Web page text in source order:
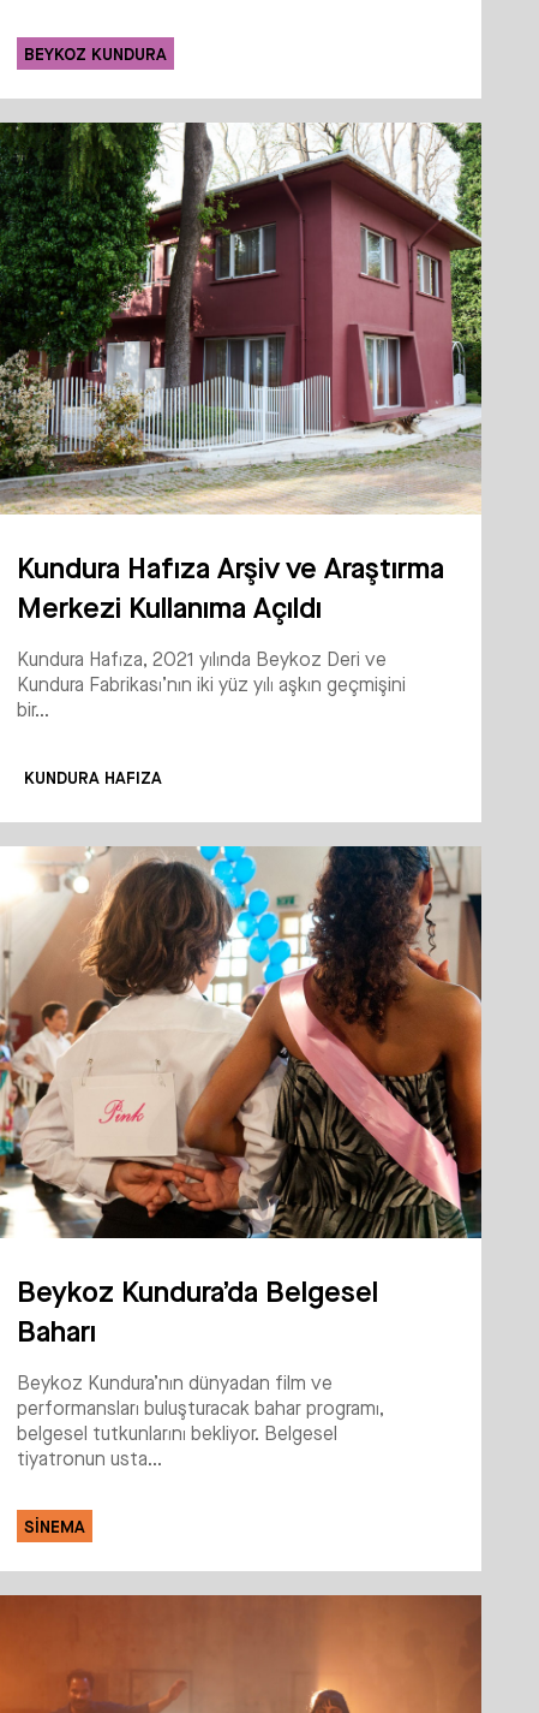
BEYKOZ KUNDURA
Kundura Hafıza Arşiv ve Araştırma
Merkezi Kullanıma Açıldı
Kundura Hafıza, 2021 yılında Beykoz Deri ve
Kundura Fabrikası’nın iki yüz yılı aşkın geçmişini
bir...
KUNDURA HAFIZA
Beykoz Kundura’da Belgesel
Baharı
Beykoz Kundura’nın dünyadan film ve
performansları buluşturacak bahar programı,
belgesel tutkunlarını bekliyor. Belgesel
tiyatronun usta...
SINEMA